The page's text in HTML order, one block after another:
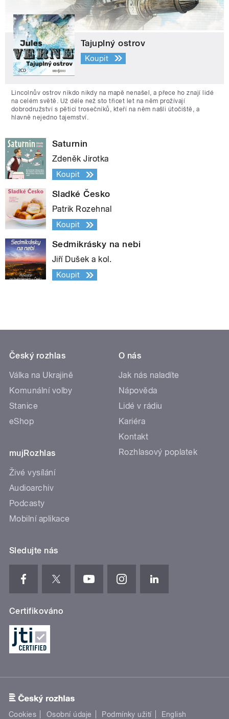
Tajuplný ostrov
Koupit
Lincolnův ostrov nikdo nikdy na mapě nenašel, a přece ho znají lidé
na celém světě. Už déle než sto třicet let na něm prožívají
dobrodružství s pěticí trosečníků, kteří na něm našli útočiště, a
hlavně nejedno tajemství.
Saturnin
Zdeněk Jirotka
Koupit
Sladké Česko
Patrik Rozehnal
Koupit
Sedmikrásky na nebi
Jiří Dušek a kol.
Koupit
Český rozhlas
Válka na Ukrajině
Komunální volby
Stanice
eShop
mujRozhlas
Živé vysílání
Audioarchiv
Podcasty
Mobilní aplikace
O nás
Jak nás naladíte
Nápověda
Lidé v rádiu
Kariéra
Kontakt
Rozhlasový poplatek
Sledujte nás
Certifikováno
Cookies Osobní údaje Podmínky užití English